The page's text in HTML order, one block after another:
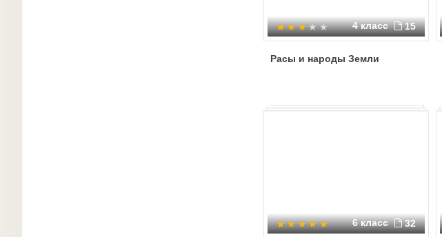
4 класс 15
Расы и народы Земли
6 класс 32